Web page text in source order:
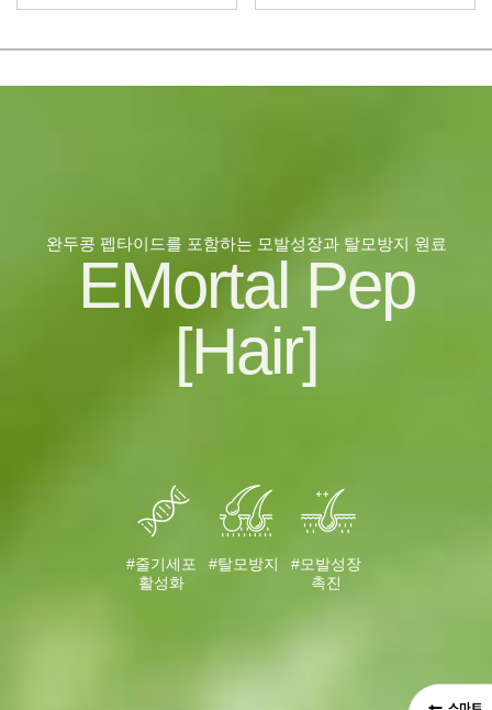
완두콩 펩타이드를 포함하는 모발성장과 탈모방지 원료
EMortal Pep
[Hair]
#줄기세포
활성화
#탈모방지
#모발성장
촉진